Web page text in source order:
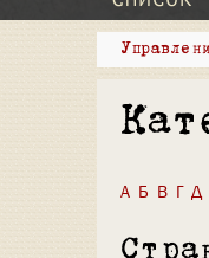
А Б В Г Д